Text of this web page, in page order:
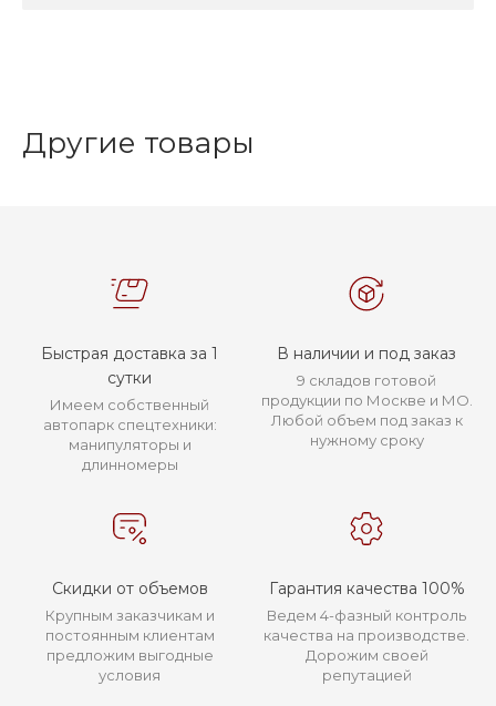
Другие товары
Быстрая доставка за 1
сутки
Имеем собственный
автопарк спецтехники:
манипуляторы и
длинномеры
В наличии и под заказ
9 складов готовой
продукции по Москве и МО.
Любой объем под заказ к
нужному сроку
Скидки от объемов
Крупным заказчикам и
постоянным клиентам
предложим выгодные
условия
Гарантия качества 100%
Ведем 4-фазный контроль
качества на производстве.
Дорожим своей
репутацией